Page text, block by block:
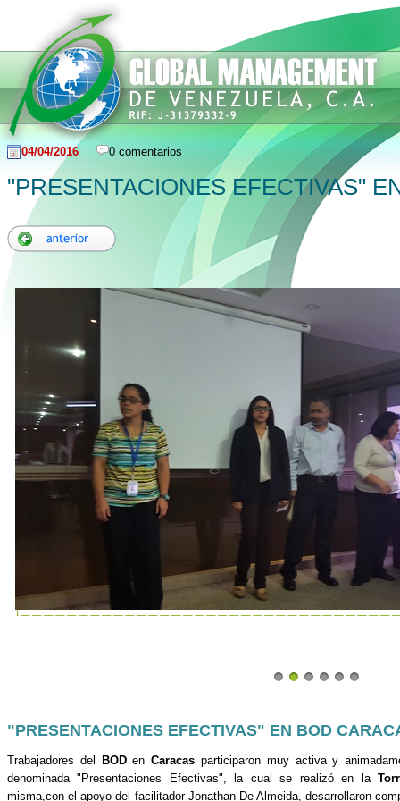
04/04/2016 0 comentarios
"PRESENTACIONES EFECTIVAS"
"PRESENTACIONES EFECTIVAS" EN BOD
Trabajadores del BODenCaracas participaron muy activa y
denominada "Presentaciones Efectivas", la cual se realizó en la
misma,con el apoyo del facilitador Jonathan De Almeida, desarrollaron